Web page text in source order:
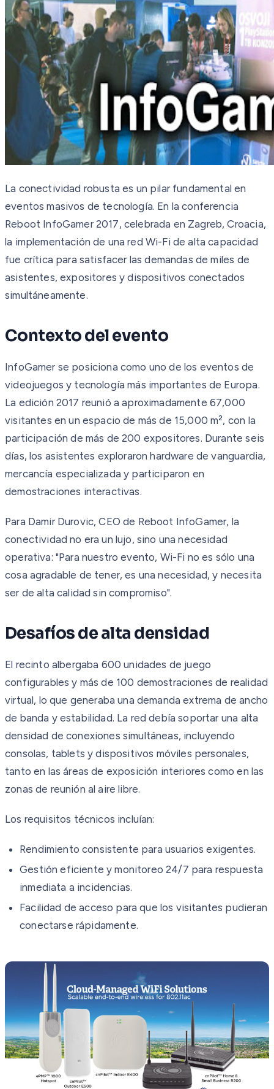
La conectividad robusta es un pilar fundamental en
eventos masivos de tecnología. En la conferencia
Reboot InfoGamer 2017, celebrada en Zagreb, Croacia,
la implementación de una red Wi-Fi de alta capacidad
fue crítica para satisfacer las demandas de miles de
asistentes, expositores y dispositivos conectados
simultáneamente.
Contexto del evento
InfoGamer se posiciona como uno de los eventos de
videojuegos y tecnología más importantes de Europa.
La edición 2017 reunió a aproximadamente 67,000
visitantes en un espacio de más de 15,000 m², con la
participación de más de 200 expositores. Durante seis
días, los asistentes exploraron hardware de vanguardia,
mercancía especializada y participaron en
demostraciones interactivas.
Para Damir Durovic, CEO de Reboot InfoGamer, la
conectividad no era un lujo, sino una necesidad
operativa: "Para nuestro evento, Wi-Fi no es sólo una
cosa agradable de tener, es una necesidad, y necesita
ser de alta calidad sin compromiso".
Desafíos de alta densidad
El recinto albergaba 600 unidades de juego
configurables y más de 100 demostraciones de realidad
virtual, lo que generaba una demanda extrema de ancho
de banda y estabilidad. La red debía soportar una alta
densidad de conexiones simultáneas, incluyendo
consolas, tablets y dispositivos móviles personales,
tanto en las áreas de exposición interiores como en las
zonas de reunión al aire libre.
Los requisitos técnicos incluían:
Rendimiento consistente para usuarios exigentes.
Gestión eficiente y monitoreo 24/7 para respuesta
inmediata a incidencias.
Facilidad de acceso para que los visitantes pudieran
conectarse rápidamente.